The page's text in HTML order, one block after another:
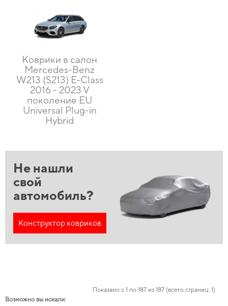
Коврики в салон
Mercedes-Benz
W213 (S213) E-Class
2016 - 2023 V
поколение EU
Universal Plug-in
Hybrid
Не нашли
свой
автомобиль?
Конструктор ковриков
Показано с 1 по 187 из 187 (всего страниц: 1)
Возможно вы искали: